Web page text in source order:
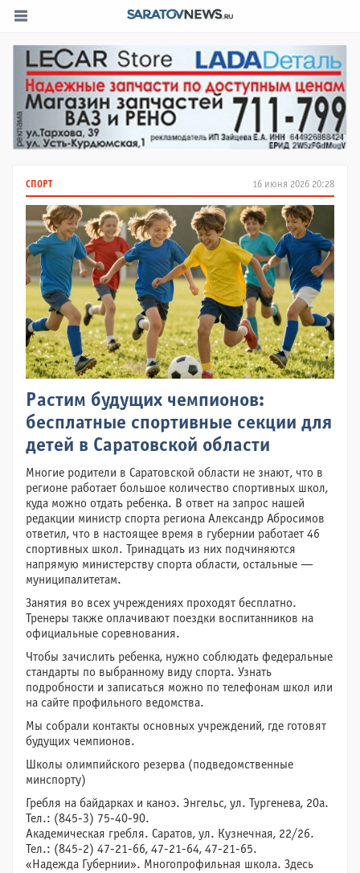
16 июня 2026 20:28
СПОРТ
Растим будущих чемпионов:
бесплатные спортивные секции для
детей в Саратовской области
Многие родители в Саратовской области не знают, что в
регионе работает большое количество спортивных школ,
куда можно отдать ребенка. В ответ на запрос нашей
редакции министр спорта региона Александр Абросимов
ответил, что в настоящее время в губернии работает 46
спортивных школ. Тринадцать из них подчиняются
напрямую министерству спорта области, остальные —
муниципалитетам.
Занятия во всех учреждениях проходят бесплатно.
Тренеры также оплачивают поездки воспитанников на
официальные соревнования.
Чтобы зачислить ребенка, нужно соблюдать федеральные
стандарты по выбранному виду спорта. Узнать
подробности и записаться можно по телефонам школ или
на сайте профильного ведомства.
Мы собрали контакты основных учреждений, где готовят
будущих чемпионов.
Школы олимпийского резерва (подведомственные
минспорту)
Гребля на байдарках и каноэ. Энгельс, ул. Тургенева, 20а.
Тел.: (845-3) 75-40-90.
Академическая гребля. Саратов, ул. Кузнечная, 22/26.
Тел.: (845-2) 47-21-66, 47-21-64, 47-21-65.
«Надежда Губернии». Многопрофильная школа. Здесь